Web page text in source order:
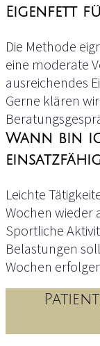
Empfehlungen
Ihre Sicherheit
erster Stelle -
gesamten
Eigenfett
Die Methode
eine moderate
ausreichendes
Gerne klären
Wann bin
Leichte
Wochen wieder
Sportliche
Belastungen
Wochen